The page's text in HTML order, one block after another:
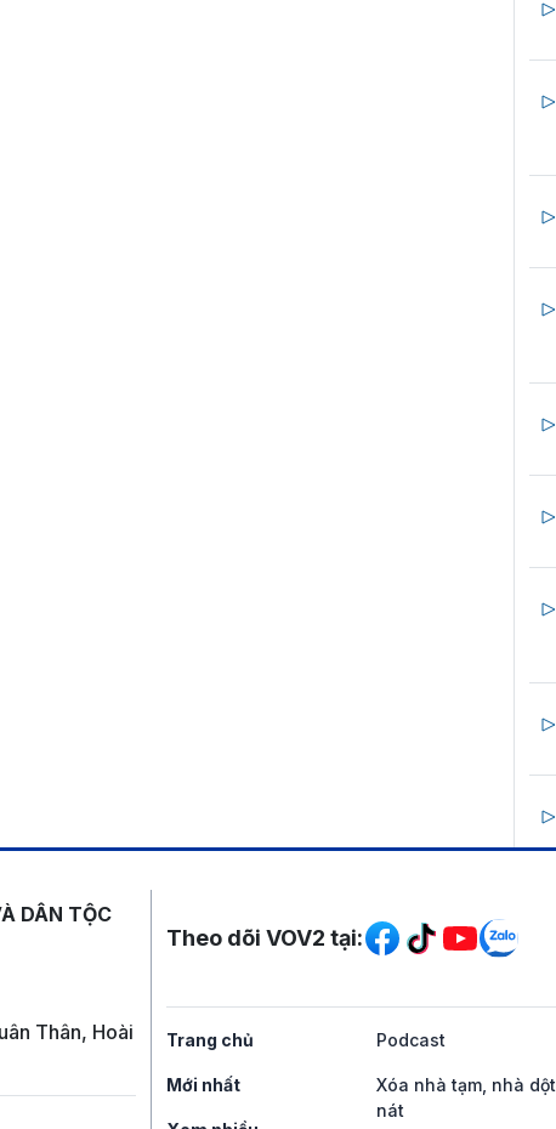
DÂN TỘC
Thân, Hoài
Mạng xã hội
Theo dõi VOV2 tại:
Trang chủ
Mới nhất
Podcast
Xóa nhà tạm, nhà dột
nát